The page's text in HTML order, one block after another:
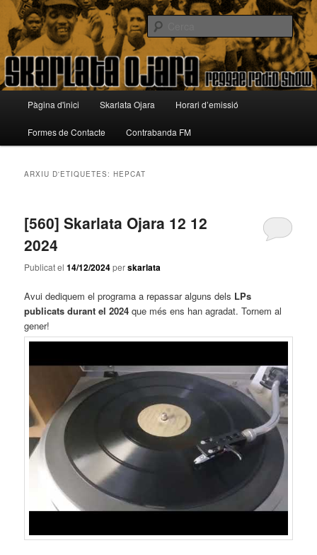
Aneu
contingut
principal
Aneu
contingut
secundariSkarlata Ojara
Reggae Radio Show
Cerca
principal
Pàgina d'inici Skarlata Ojara Horari d’emissió
Formes de Contacte Contrabanda FM
ARXIU D'ETIQUETES:HEPCAT
[560] Skarlata Ojara 12 12
2024
Publicat el14/12/2024perskarlata
Avui dediquem el programa a repassar alguns dels LPs
publicats durant el 2024 que més ens han agradat. Tornem al
gener!